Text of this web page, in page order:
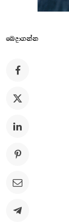
බෙදාගන්​න